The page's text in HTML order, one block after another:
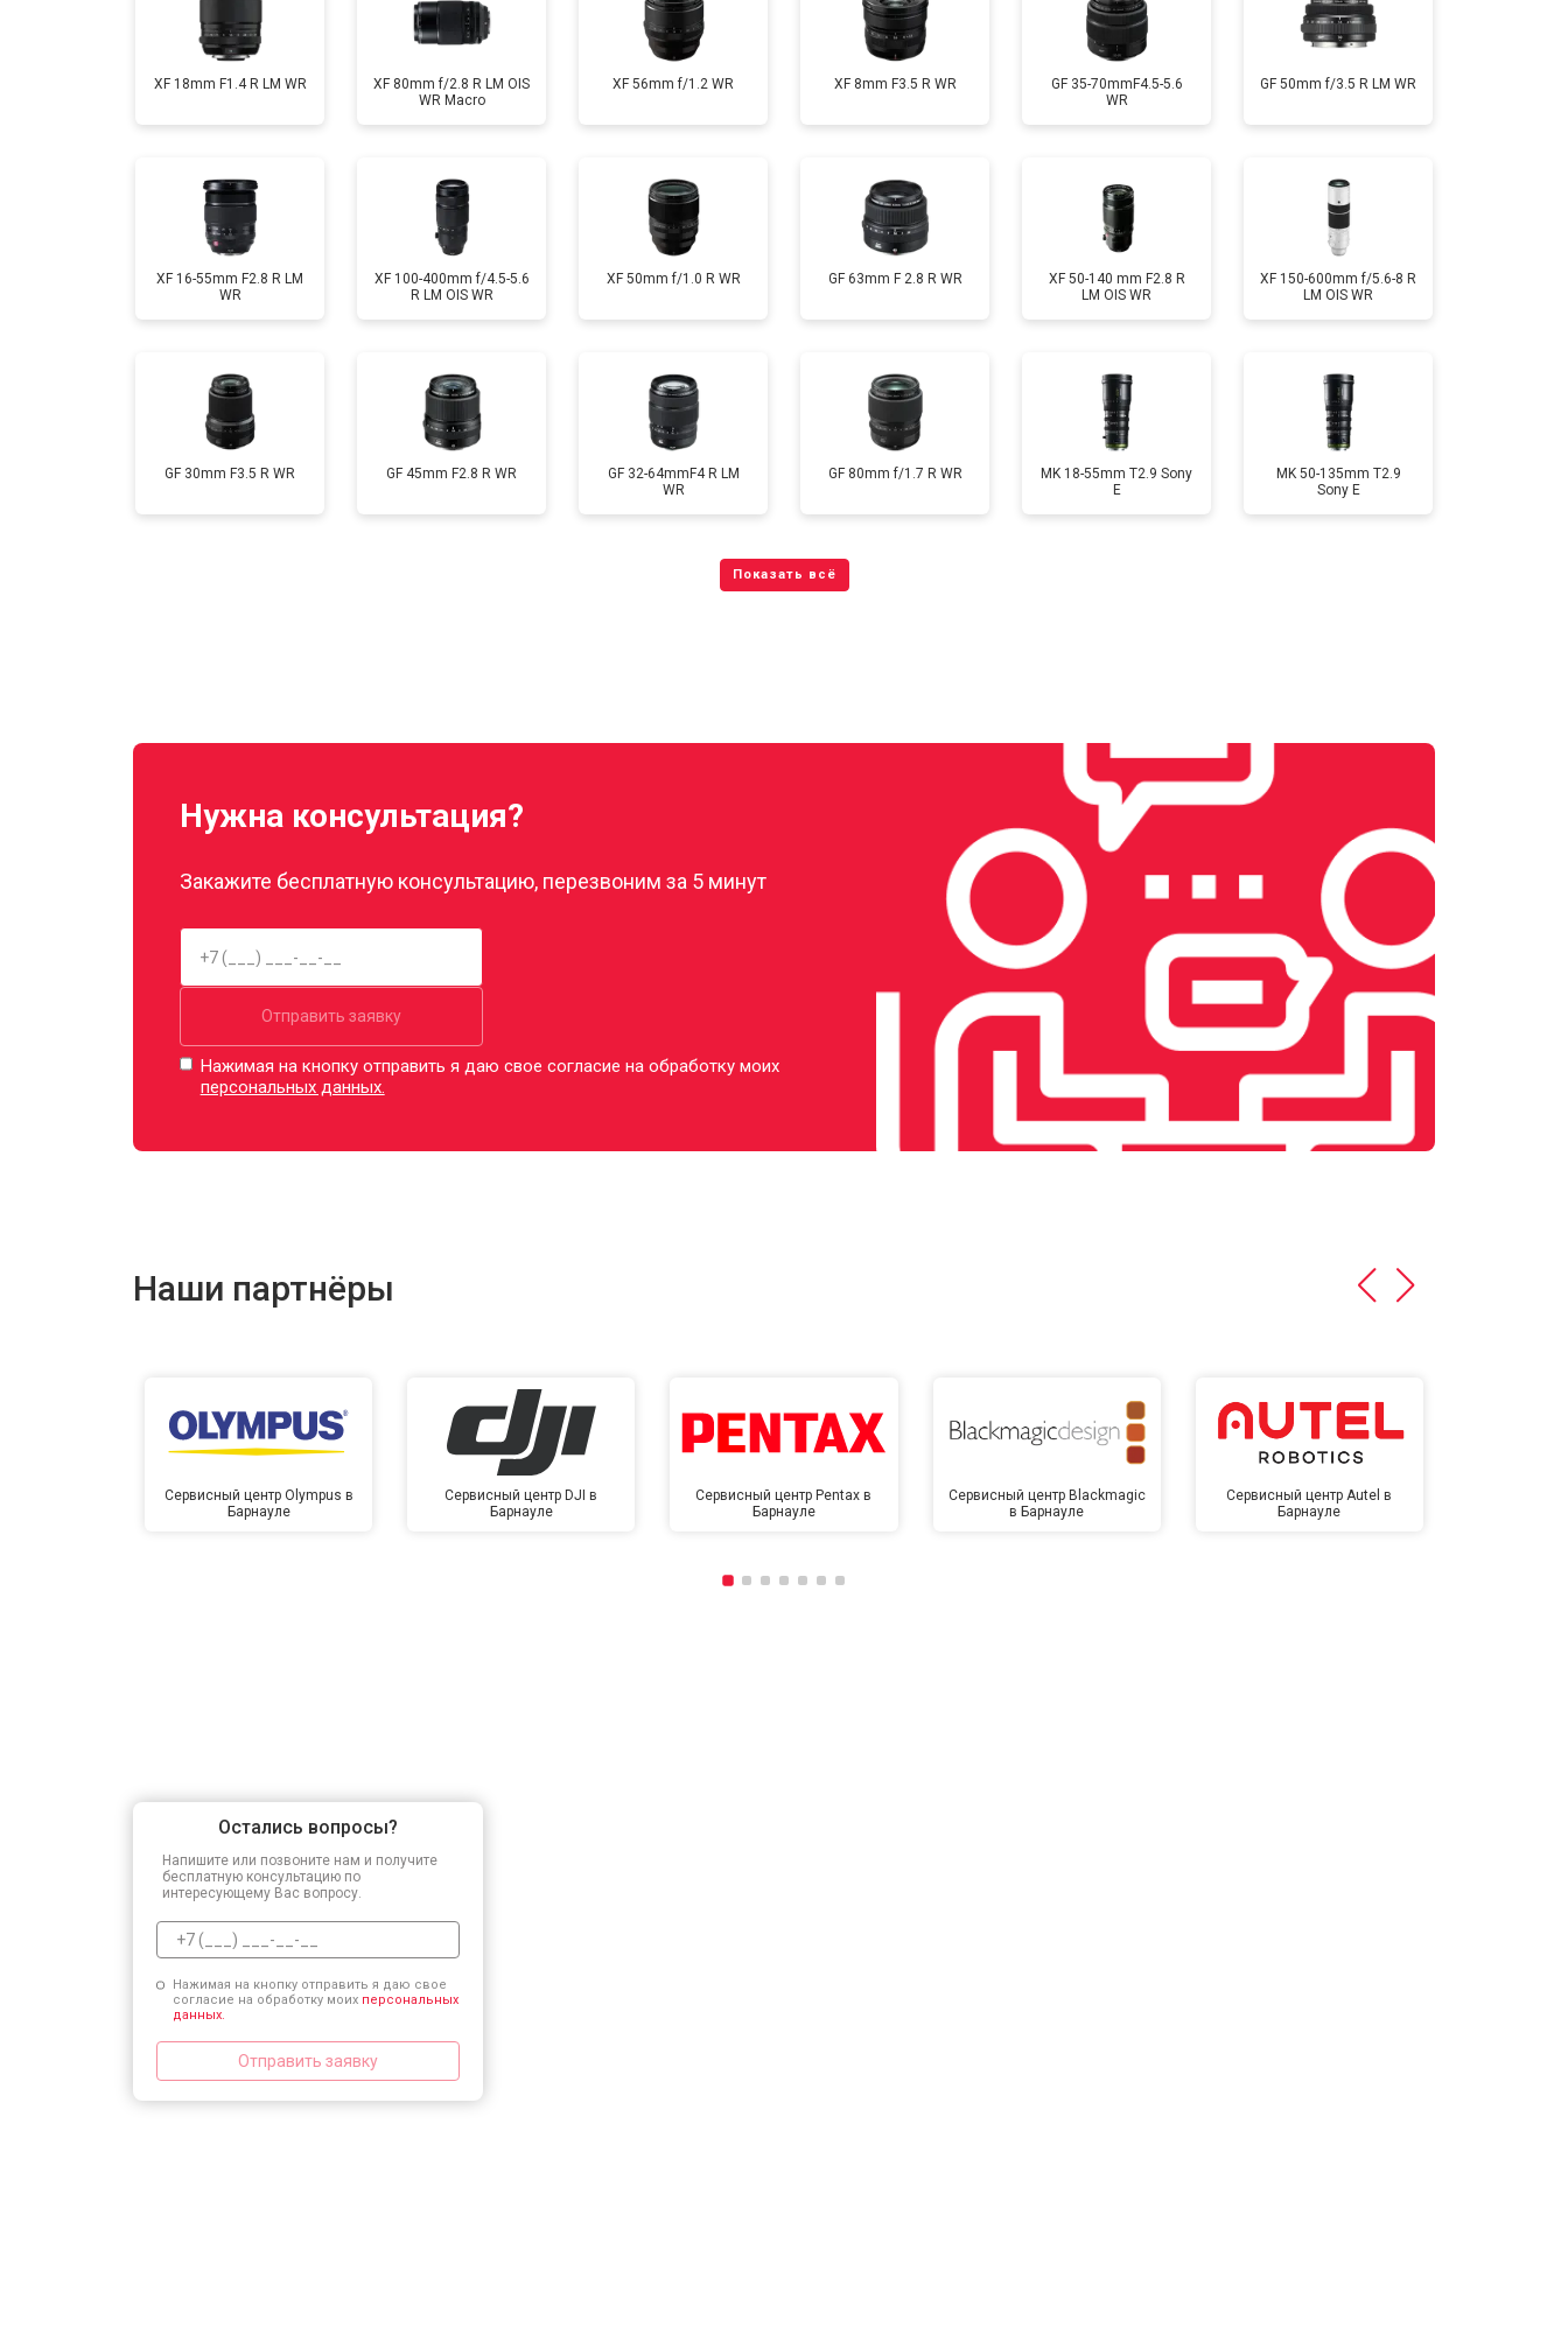
XF 18mm F1.4 R LM WR
XF 80mm f/2.8 R LM OIS
WR Macro
XF 56mm f/1.2 WR XF 8mm F3.5 R WR
GF 35-70mmF4.5-5.6
WR
GF 50mm f/3.5 R LM WR
XF 16-55mm F2.8 R LM
WR
XF 100-400mm f/4.5-5.6
R LM OIS WR
XF 50mm f/1.0 R WR GF 63mm F 2.8 R WR
XF 50-140 mm F2.8 R
LM OIS WR
XF 150-600mm f/5.6-8 R
LM OIS WR
GF 30mm F3.5 R WR GF 45mm F2.8 R WR
GF 32-64mmF4 R LM
WR
GF 80mm f/1.7 R WR
MK 18-55mm T2.9 Sony
E
MK 50-135mm T2.9
Sony E
Нужна консультация?
Закажите бесплатную консультацию, перезвоним за 5 минут
Отправить заявку
Нажимая на кнопку отправить я даю свое согласие на обработку моих
персональных данных.
Наши партнёры
Сервисный центр Olympus в
Барнауле
Сервисный центр DJI в
Барнауле
Сервисный центр Pentax в
Барнауле
Сервисный центр Blackmagic
в Барнауле
Сервисный центр Autel в
Барнауле
Остались вопросы?
Напишите или позвоните нам и получите
бесплатную консультацию по
интересующему Вас вопросу.
Нажимая на кнопку отправить я даю свое
согласие на обработку моих персональных
данных.
Отправить заявку